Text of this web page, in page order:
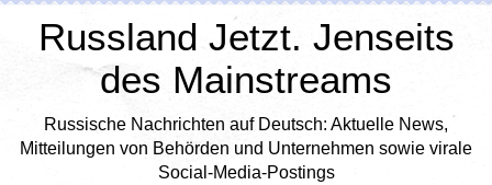
Russland Jetzt. Jenseits
des Mainstreams
Russische Nachrichten auf Deutsch: Aktuelle News,
Mitteilungen von Behörden und Unternehmen sowie virale
Social-Media-Postings